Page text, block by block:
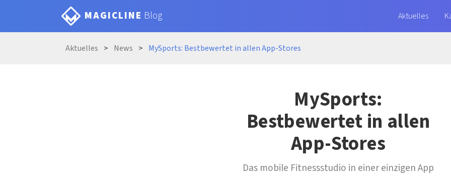
MAGICLINE Blog Aktuelles
Aktuelles News MySports: Bestbewertet in allen App-Stores
MySports:
Bestbewertet in allen
App-Stores
Das mobile Fitnessstudio in einer einzigen App